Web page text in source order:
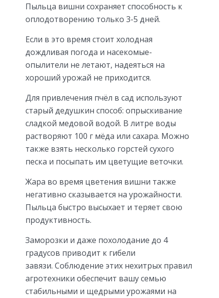
Пыльца вишни сохраняет способность к
оплодотворению только 3-5 дней.
Если в это время стоит холодная
дождливая погода и насекомые-
опылители не летают, надеяться на
хороший урожай не приходится.
Для привлечения пчёл в сад используют
старый дедушкин способ: опрыскивание
сладкой медовой водой. В литре воды
растворяют 100 г мёда или сахара. Можно
также взять несколько горстей сухого
песка и посыпать им цветущие веточки.
Жара во время цветения вишни также
негативно сказывается на урожайности.
Пыльца быстро высыхает и теряет свою
продуктивность.
Заморозки и даже похолодание до 4
градусов приводит к гибели
завязи. Соблюдение этих нехитрых правил
агротехники обеспечит вашу семью
стабильными и щедрыми урожаями на